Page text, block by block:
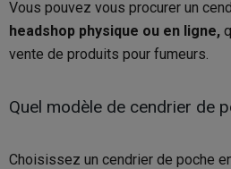
Vous pouvez vous procurer un
headshop physique ou en ligne,
vente de produits pour fumeurs.
Quel modèle de cendrier de
Choisissez un cendrier de poche